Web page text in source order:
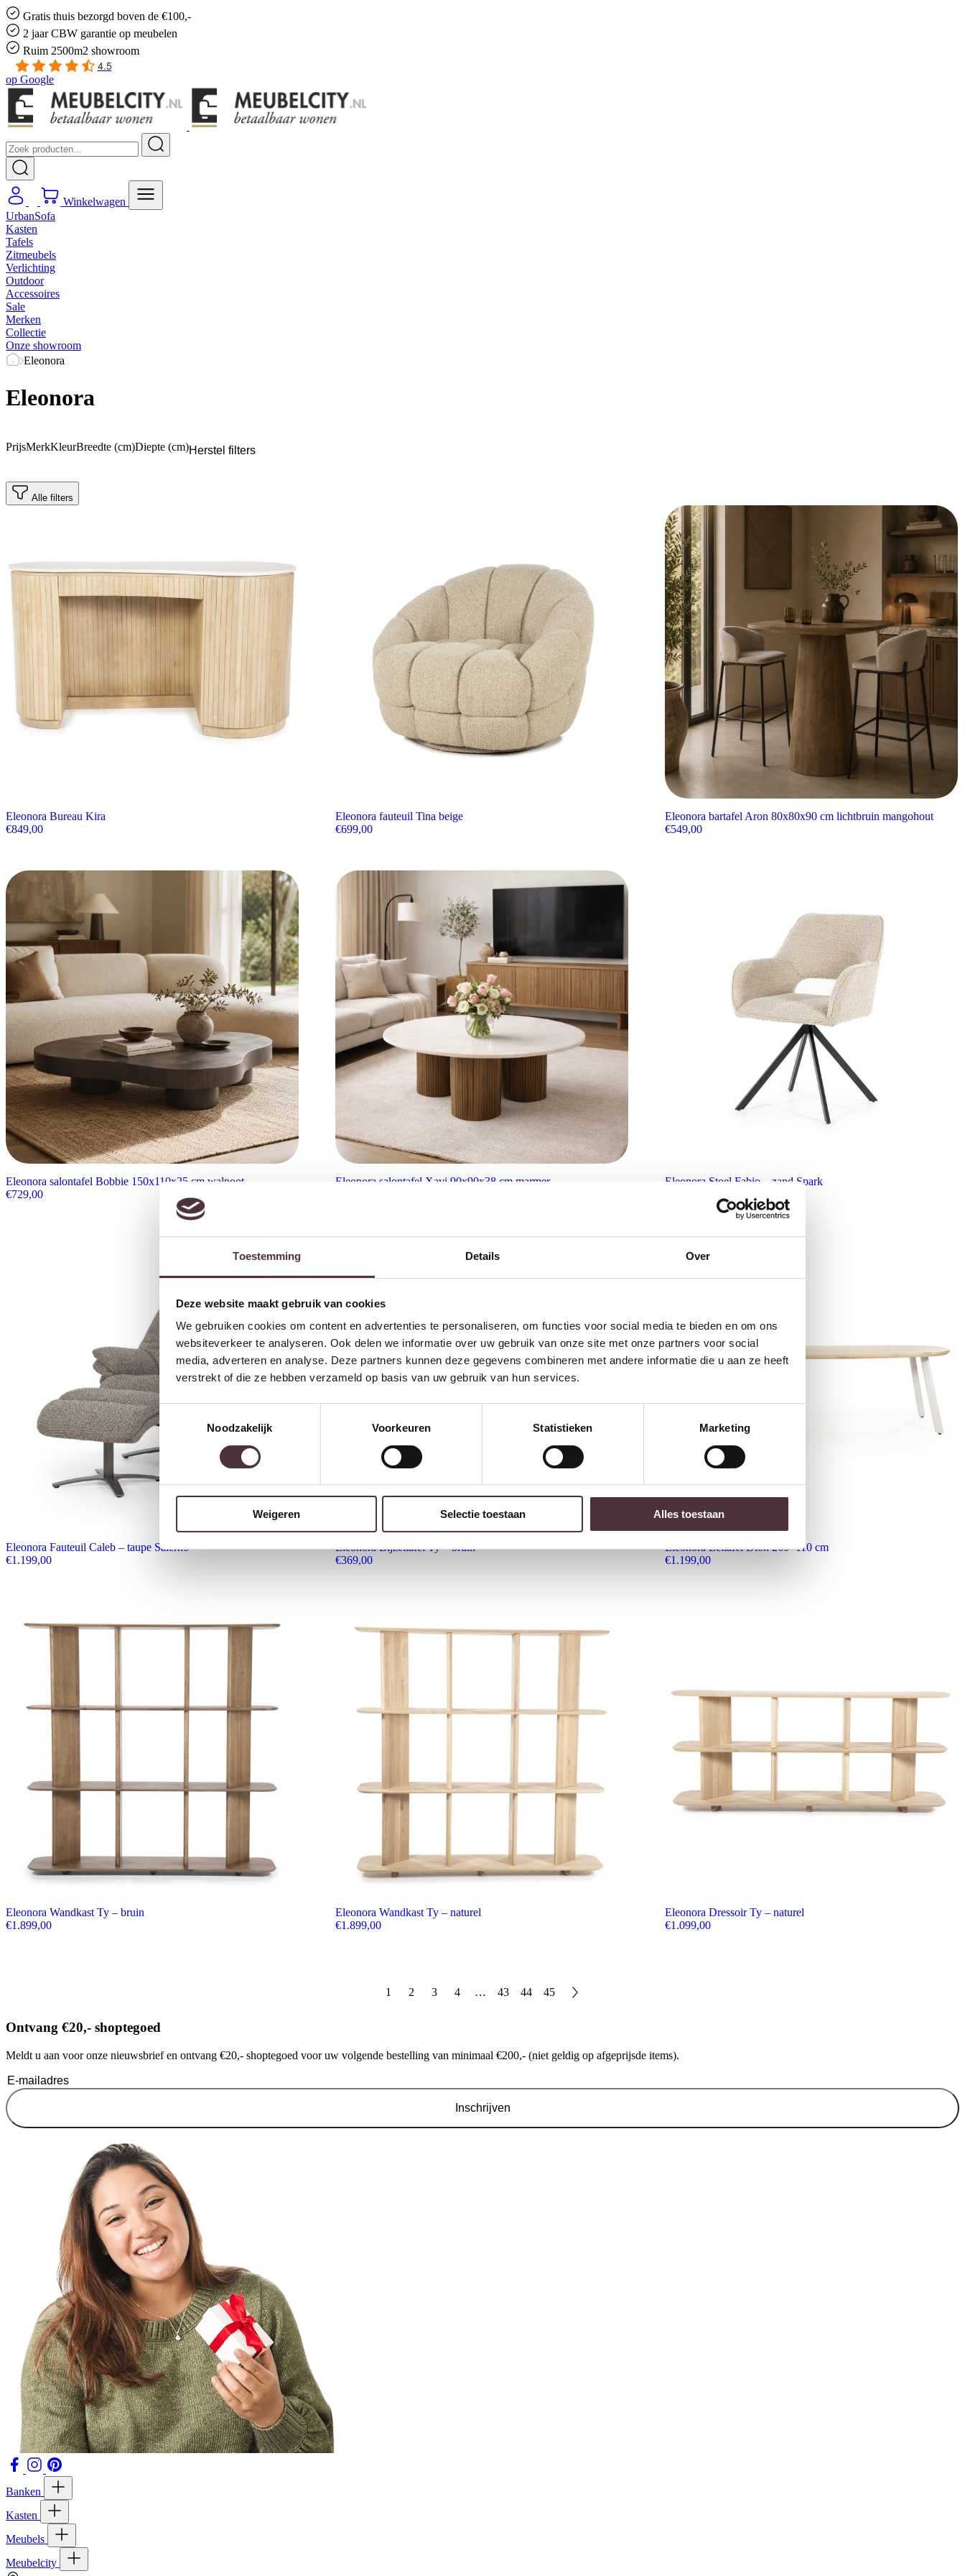
Toestemming Details Over
Deze website maakt gebruik van cookies
We gebruiken cookies om content en advertenties te personaliseren, om functies voor social media te bieden en om ons
websiteverkeer te analyseren. Ook delen we informatie over uw gebruik van onze site met onze partners voor social
media, adverteren en analyse. Deze partners kunnen deze gegevens combineren met andere informatie die u aan ze heeft
verstrekt of die ze hebben verzameld op basis van uw gebruik van hun services.
Toestemmingsselectie
Noodzakelijk
Voorkeuren Statistieken Marketing
Weigeren Selectie toestaan Alles toestaan
Gratis thuis bezorgd boven de €100,-
2 jaar CBW garantie op meubelen
Ruim 2500m2 showroom
4.5
op Google
Winkelwagen
UrbanSofa
Kasten
Tafels
Zitmeubels
Verlichting
Outdoor
Accessoires
Sale
Merken
Collectie
Onze showroom
Eleonora
Eleonora
PrijsMerkKleurBreedte (cm)Diepte (cm)Herstel filters
Alle filters
Eleonora Bureau Kira
€849,00
Eleonora fauteuil Tina beige
€699,00
Eleonora bartafel Aron 80x80x90 cm lichtbruin mangohout
€549,00
Eleonora salontafel Bobbie 150x110x25 cm walnoot
€729,00
Eleonora salontafel Xavi 90x90x38 cm marmer
Eleonora Stoel Fabio – zand Spark
Eleonora Fauteuil Caleb – taupe Salerno
€1.199,00
Eleonora Bijzettafel Ty – bruin
€369,00
Eleonora Eettafel Dion 260×110 cm
€1.199,00
Eleonora Wandkast Ty – bruin
€1.899,00
Eleonora Wandkast Ty – naturel
€1.899,00
Eleonora Dressoir Ty – naturel
€1.099,00
1 2 3 4 … 43 44 45
Ontvang €20,- shoptegoed
Meldt u aan voor onze nieuwsbrief en ontvang €20,- shoptegoed voor uw volgende bestelling van minimaal €200,- (niet geldig op afgeprijsde items).
Inschrijven
Banken
Kasten
Meubels
Meubelcity